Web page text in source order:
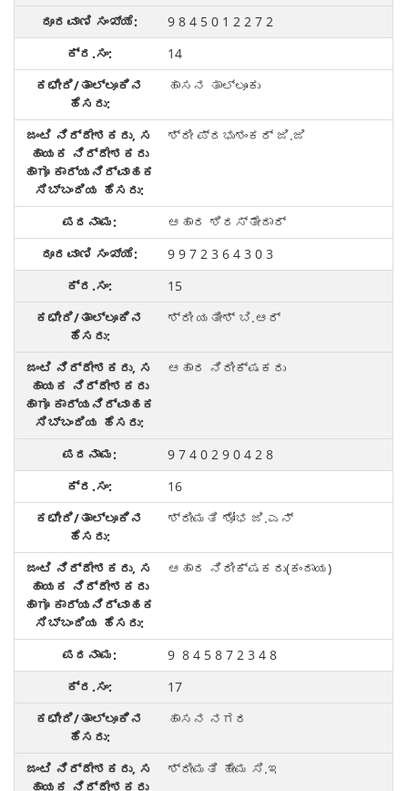
9 8 4 5 0 1 2 2 7 2
14
ಹಾಸನ ತಾಲ್ಲೂಕು
ಶ್ರೀ ಪ್ರಭುಶಂಕರ್ ಜಿ.ಜಿ
ಆಹಾರ ಶಿರಸ್ತೇದಾರ್
9 9 7 2 3 6 4 3 0 3
15
ಶ್ರೀ ಯತೀಶ್ ಬಿ.ಆರ್
ಆಹಾರ ನಿರೀಕ್ಷಕರು
9 7 4 0 2 9 0 4 2 8
16
ಶ್ರೀಮತಿ ಶೋಭ ಜಿ.ಎನ್
ಆಹಾರ ನಿರೀಕ್ಷಕರು(ಕಂದಾಯ)
9 8 4 5 8 7 2 3 4 8
17
ಹಾಸನ ನಗರ
ಶ್ರೀಮತಿ ಹೇಮ ಸಿ.ಇ